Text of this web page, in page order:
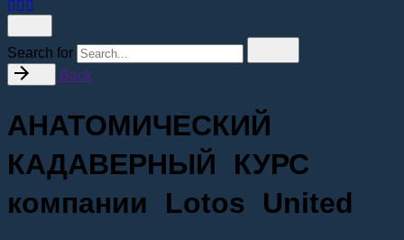
Search for
Back
АНАТОМИЧЕСКИЙ
КАДАВЕРНЫЙ КУРС
компании Lotos United